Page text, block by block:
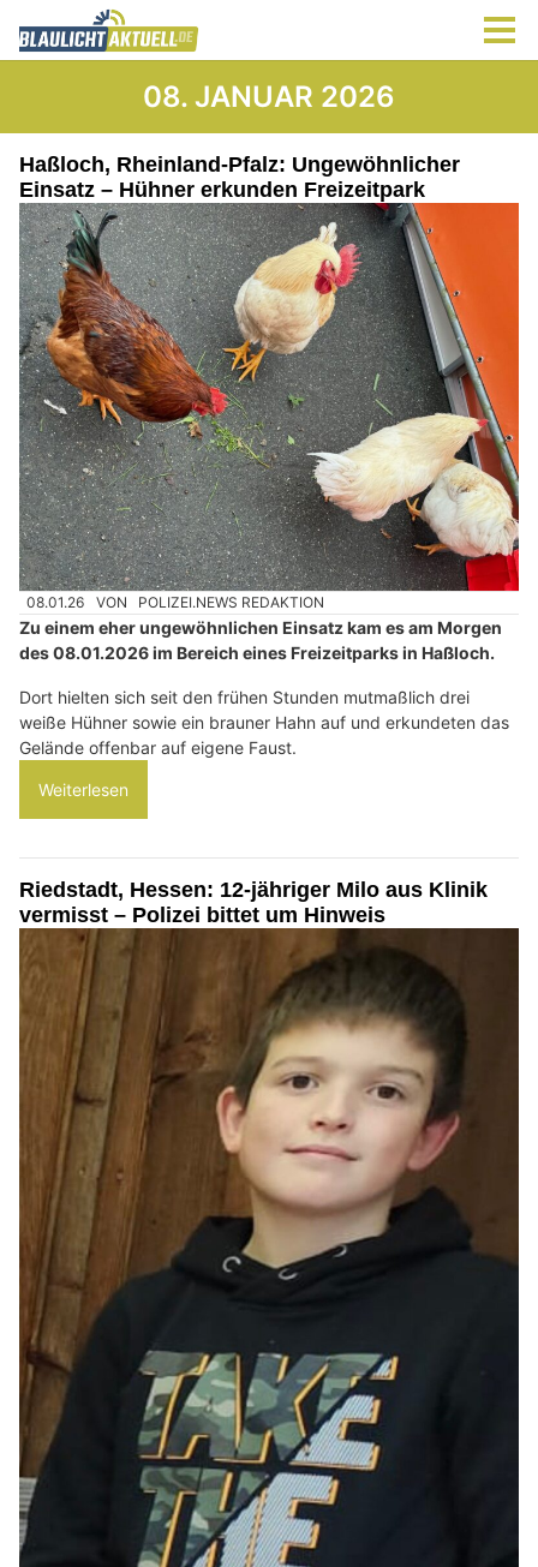
08. JANUAR 2026
Haßloch, Rheinland-Pfalz: Ungewöhnlicher
Einsatz – Hühner erkunden Freizeitpark
08.01.26 VON POLIZEI.NEWS REDAKTION
Zu einem eher ungewöhnlichen Einsatz kam es am Morgen
des 08.01.2026 im Bereich eines Freizeitparks in Haßloch.
Dort hielten sich seit den frühen Stunden mutmaßlich drei
weiße Hühner sowie ein brauner Hahn auf und erkundeten das
Gelände offenbar auf eigene Faust.
Weiterlesen
Riedstadt, Hessen: 12-jähriger Milo aus Klinik
vermisst – Polizei bittet um Hinweis